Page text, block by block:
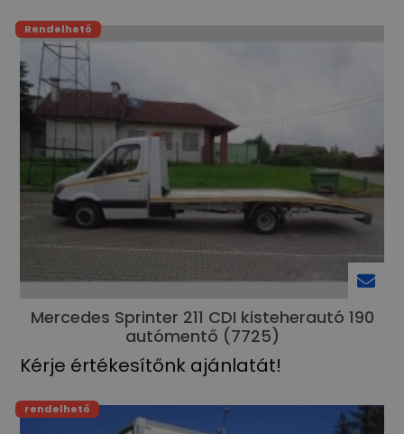
Mercedes Sprinter 211 CDI kisteherautó 190
autómentő (7725)
Kérje értékesítőnk ajánlatát!
Rendelhető
rendelhető